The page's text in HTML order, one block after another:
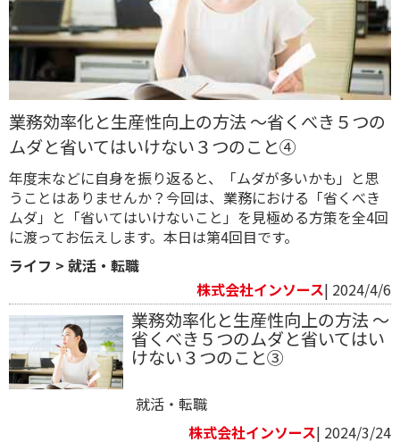
業務効率化と生産性向上の方法 ～省くべき５つの
ムダと省いてはいけない３つのこと④
年度末などに自身を振り返ると、「ムダが多いかも」と思
うことはありませんか？今回は、業務における「省くべき
ムダ」と「省いてはいけないこと」を見極める方策を全4回
に渡ってお伝えします。本日は第4回目です。
ライフ > 就活・転職
株式会社インソース| 2024/4/6
業務効率化と生産性向上の方法 ～
省くべき５つのムダと省いてはい
けない３つのこと③
就活・転職
株式会社インソース| 2024/3/24